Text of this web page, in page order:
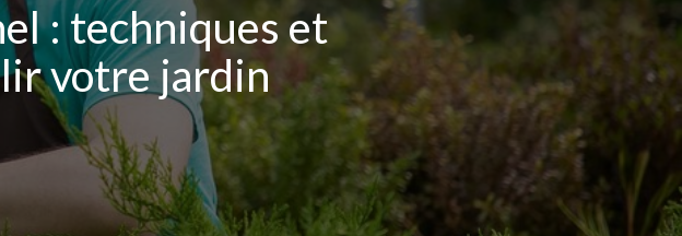
: techniques et
votre jardin